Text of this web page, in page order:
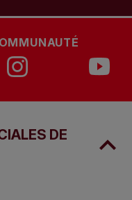
DE